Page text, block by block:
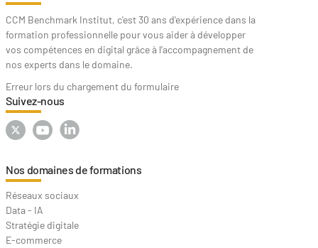
CCM Benchmark Institut, c'est 30 ans d'expérience dans la
formation professionnelle pour vous aider à développer
vos compétences en digital grâce à l’accompagnement de
nos experts dans le domaine.
Erreur lors du chargement du formulaire
Suivez-nous
Nos domaines de formations
Réseaux sociaux
Data - IA
Stratégie digitale
E-commerce